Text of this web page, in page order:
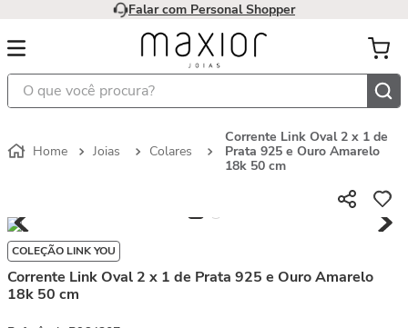
Falar com Personal Shopper
O que você procura?
Joias Colares
Corrente Link Oval 2 x 1 de
Prata 925 e Ouro Amarelo
18k 50 cm
COLEÇÃO LINK YOU
Corrente Link Oval 2 x 1 de Prata 925 e Ouro Amarelo
18k 50 cm